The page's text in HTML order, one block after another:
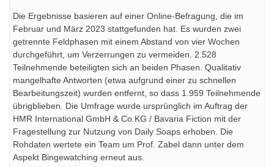
Die Ergebnisse basieren auf einer Online-Befragung, die im
Februar und März 2023 stattgefunden hat. Es wurden zwei
getrennte Feldphasen mit einem Abstand von vier Wochen
durchgeführt, um Verzerrungen zu vermeiden. 2.528
Teilnehmende beteiligten sich an beiden Phasen. Qualitativ
mangelhafte Antworten (etwa aufgrund einer zu schnellen
Bearbeitungszeit) wurden entfernt, so dass 1.959 Teilnehmende
übrigblieben. Die Umfrage wurde ursprünglich im Auftrag der
HMR International GmbH & Co.KG / Bavaria Fiction mit der
Fragestellung zur Nutzung von Daily Soaps erhoben. Die
Rohdaten wertete ein Team um Prof. Zabel dann unter dem
Aspekt Bingewatching erneut aus.